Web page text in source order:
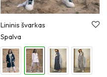
Lininis švarkas
Spalva